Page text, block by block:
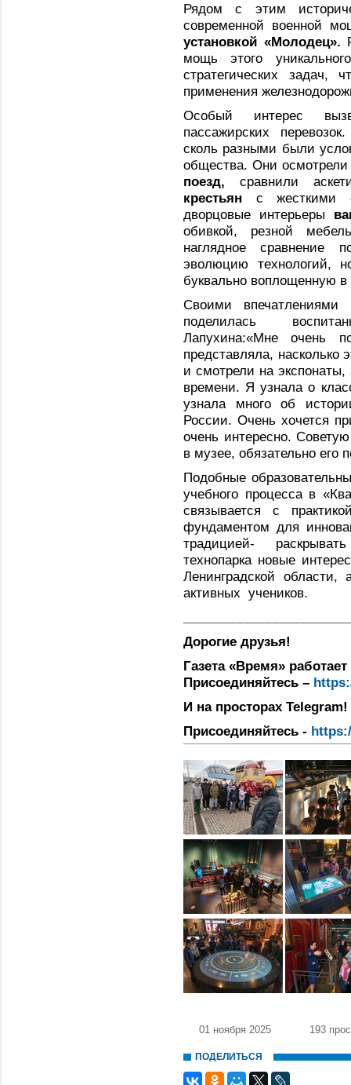
Рядом с этим
современной военной
установкой «Молодец».
мощь этого
стратегических задач,
применения
Особый интерес
пассажирских
сколь разными были
общества. Они
поезд, сравнили
крестьян с жесткими
дворцовые интерьеры
обивкой, резной
наглядное сравнение
эволюцию технологий,
буквально воплощенную
Своими
поделилась
Лапухина:«Мне очень
представляла,
и смотрели на
времени. Я узнала о
узнала много об
России. Очень хочется
очень интересно.
в музее, обязательно его
Подобные
учебного процесса в
связывается с
фундаментом для
традицией-
технопарка новые
Ленинградской
активных учеников.
Дорогие друзья!
Газета «Время»
Присоединяйтесь –
И на просторах Telegram!
Присоединяйтесь -
01 ноября 2025 193
ПОДЕЛИТЬСЯ